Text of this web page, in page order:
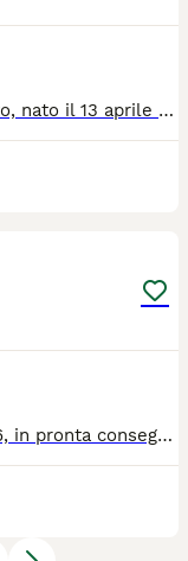
Cucciolo di ragdoll disponibile da subito, nato il 13 aprile Con il suo carattere tranquillo e dolcissimo, il ragdoll è adatto anche per famiglie e come prima esperienza con un gatto. Facile da gestire, ama la compagnia e le coccole. Già svezzato con cibo secco e abituato alla lettiera e al tiragraffi Già vaccinato con prima dose di trivalente (panleucopenia, herpesvirus e calicivirus) , doppio trattamento antiparassitario eseguito con milbemax e libretto sanitario. I GENITORI VIVONO IN CASA CON NOI E HANNO ENTRAMBI IL PEDIGREE (visibile a richiesta) con linee di sangue esenti dalle principali patologie della razza. ( HCM e PKD N/N). Il cucciolo non ha pedigree. Consegna di persona a Romagnano Sesia e limitrofi. I cuccioli vivono in casa con noi per cui per motivi di privacy non consentiamo visite nella nostra abitazione. Molte altre foto e video a richiesta. Prezzo 450 euro Solo persone serie, educate e interessate Grazie.
FEMMINA di Bengal. Nata il 15/04/2026, in pronta consegna. Manto: brown. Nome: Spirit. Esemplare CON DIFETTO e deprezzata poiché è rimasta sotto taglia per motivazioni ignote, DA COMPAGNIA, non da riproduzione. Genitori entrambi FIV / FELV negativi, padre testato sulle malattie più comuni della razza. La quota include: microchip, vaccino, sverminazione e libretto sanitario. Chiedere via WhatsApp al 39 3280270491 maggiori info, foto e video. Ci troviamo a Montiglio Monferrato (AT). Possibilità di trasporto, dipende dalla zona